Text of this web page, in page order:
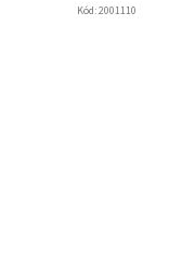
Kód:2001110